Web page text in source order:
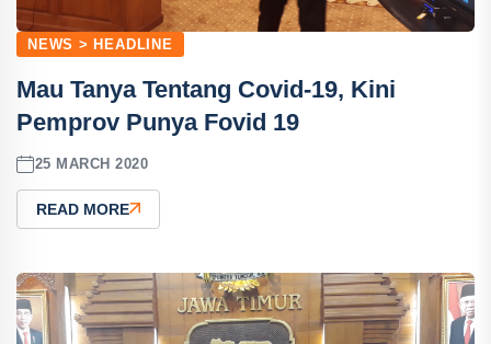
NEWS > HEADLINE
Mau Tanya Tentang Covid-19, Kini
Pemprov Punya Fovid 19
25 MARCH 2020
READ MORE